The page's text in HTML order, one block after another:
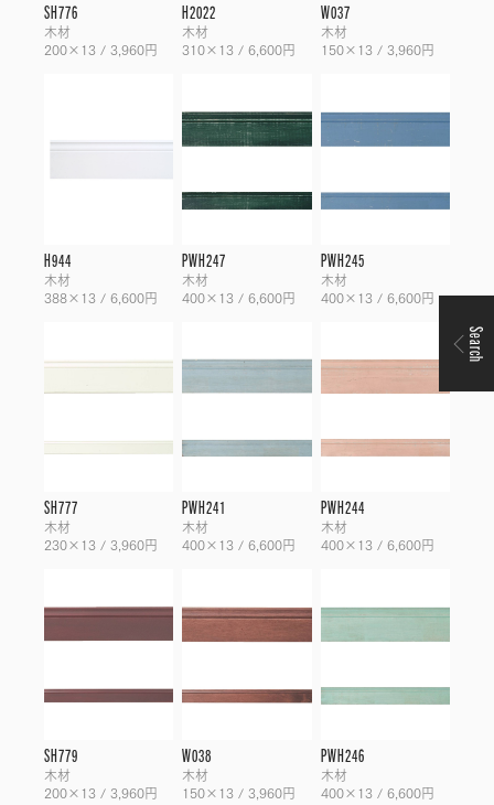
SH776
木材
200×13 / 3,960円
H2022
木材
310×13 / 6,600円
W037
木材
150×13 / 3,960円
H944
木材
388×13 / 6,600円
PWH247
木材
400×13 / 6,600円
PWH245
木材
400×13 / 6,600円
SH777
木材
230×13 / 3,960円
PWH241
木材
400×13 / 6,600円
PWH244
木材
400×13 / 6,600円
SH779
木材
200×13 / 3,960円
W038
木材
150×13 / 3,960円
PWH246
木材
400×13 / 6,600円
Search